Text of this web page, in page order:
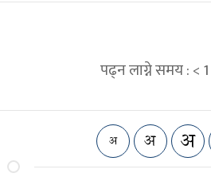
पढ्न लाग्ने समय :< 1